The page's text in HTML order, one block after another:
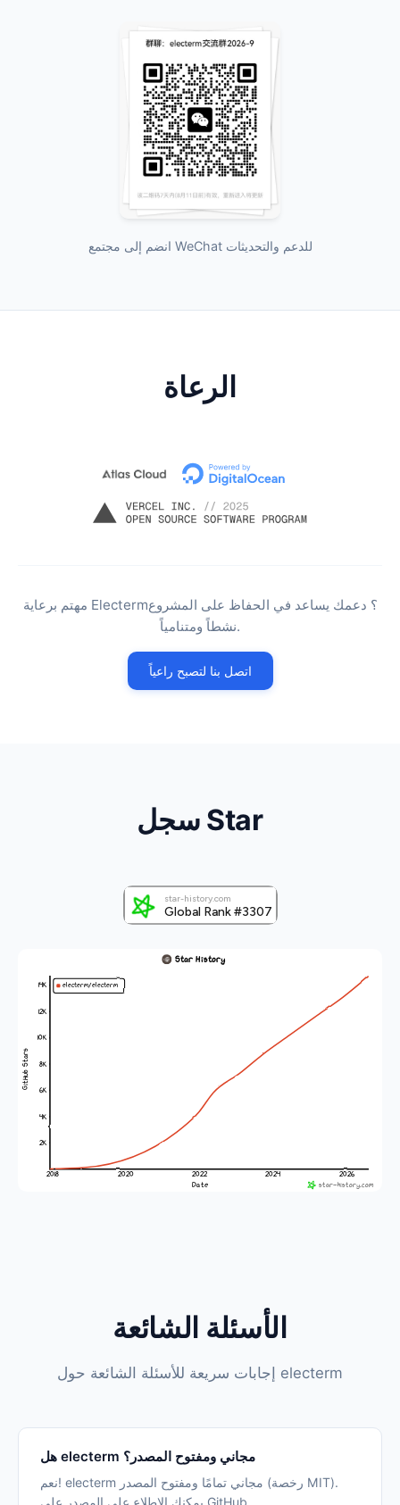
انضم إلى مجتمع WeChat للدعم والتحديثات
الرعاة
مهتم برعاية Electerm؟ دعمك يساعد في الحفاظ على المشروع
نشطاً ومتنامياً.
اتصل بنا لتصبح راعياً
سجل Star
الأسئلة الشائعة
إجابات سريعة للأسئلة الشائعة حول electerm
هل electerm مجاني ومفتوح المصدر؟
نعم! electerm مجاني تمامًا ومفتوح المصدر (رخصة MIT).